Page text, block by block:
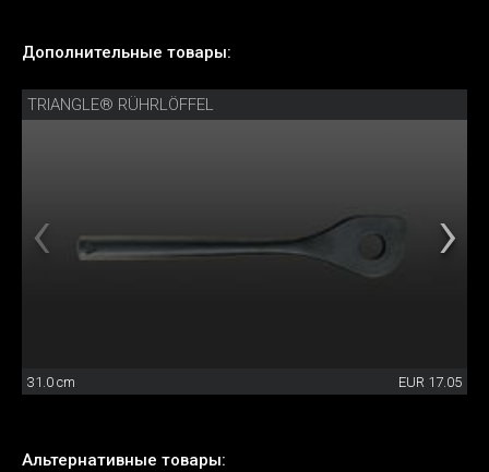
Дополнительные товары:
TRIANGLE® RÜHRLÖFFEL
31.0 cm EUR 17.05
Альтернативные товары: